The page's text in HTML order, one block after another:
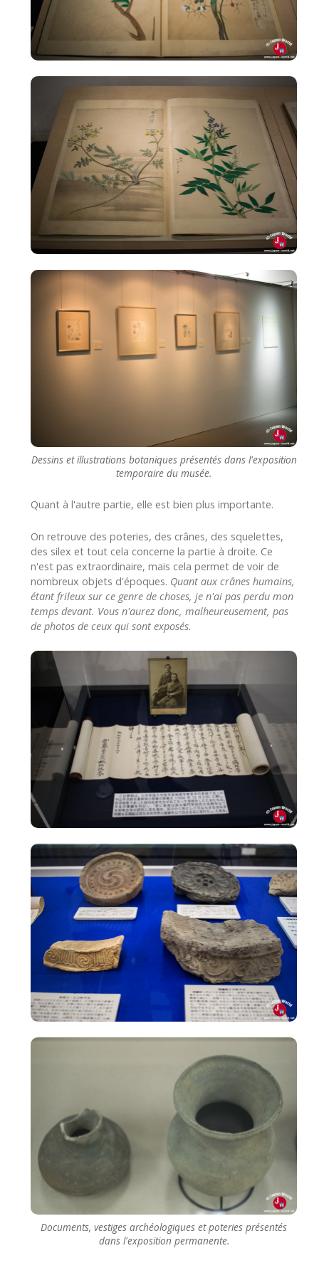
Dessins et illustrations botaniques présentés dans l'exposition
temporaire du musée.
Quant à l'autre partie, elle est bien plus importante.
On retrouve des poteries, des crânes, des squelettes,
des silex et tout cela concerne la partie à droite. Ce
n'est pas extraordinaire, mais cela permet de voir de
nombreux objets d'époques. Quant aux crânes humains,
étant frileux sur ce genre de choses, je n'ai pas perdu mon
temps devant. Vous n'aurez donc, malheureusement, pas
de photos de ceux qui sont exposés.
Documents, vestiges archéologiques et poteries présentés
dans l'exposition permanente.